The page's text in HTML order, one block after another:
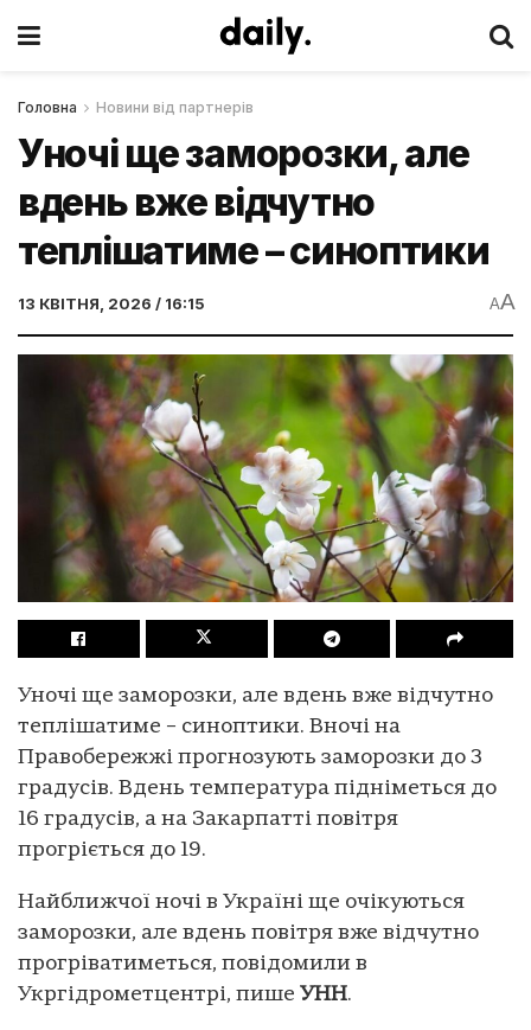
Головна Новини від партнерів
Уночі ще заморозки, але
вдень вже відчутно
теплішатиме – синоптики
13 КВІТНЯ, 2026 / 16:15 AA
Уночі ще заморозки, але вдень вже відчутно
теплішатиме – синоптики. Вночі на
Правобережжі прогнозують заморозки до 3
градусів. Вдень температура підніметься до
16 градусів, а на Закарпатті повітря
прогріється до 19.
Найближчої ночі в Україні ще очікуються
заморозки, але вдень повітря вже відчутно
прогріватиметься, повідомили в
Укргідрометцентрі, пише УНН.